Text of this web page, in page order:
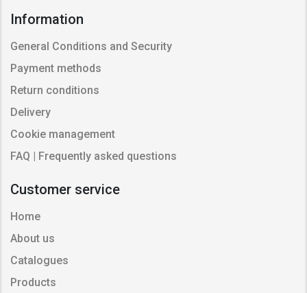
Information
General Conditions and Security
Payment methods
Return conditions
Delivery
Cookie management
FAQ | Frequently asked questions
Customer service
Home
About us
Catalogues
Products